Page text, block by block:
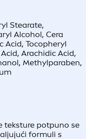
Stearate,
Alcohol, Cera
Acid, Tocopheryl
Arachidic Acid,
Methylparaben,
teksture potpuno se
formuli s